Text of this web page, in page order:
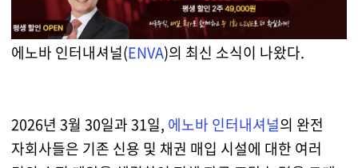
에노바 인터내셔널(ENVA)의 최신 소식이 나왔다.
2026년 3월 30일과 31일, 에노바 인터내셔널의 완전
자회사들은 기존 신용 및 채권 매입 시설에 대한 여러